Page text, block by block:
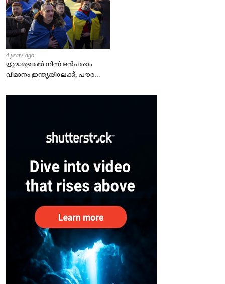
4 years ago
യുദ്ധമുഖത്ത് നിന്ന് ഒൻപതാം
വിമാനം ഇന്ത്യയിലേക്ക്; പൗരന്മാർ
– കേന്ദ്രം